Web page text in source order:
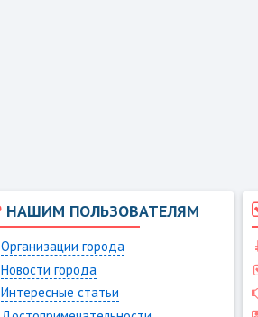
НАШИМ ПОЛЬЗОВАТЕЛЯМ
Организации города
Новости города
Интересные статьи